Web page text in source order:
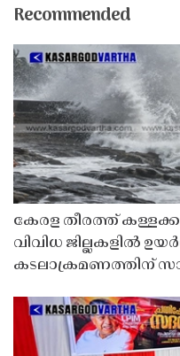
Recommended
കേരള തീരത്ത്
വിവിധ ജില്ലകളിൽ
കടലാക്രമണത്തിന്